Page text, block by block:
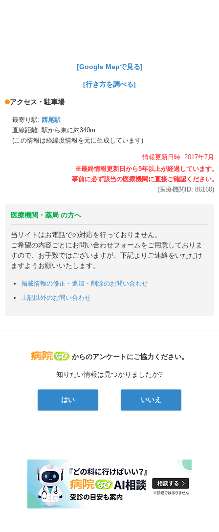
[Google Mapで見る]
[行き方を調べる]
アクセス・駐車場
最寄り駅: 西尾駅
直線距離: 駅から東に約340m
(この情報は経緯度情報を元に生成しています)
情報更新日時: 2017年7月
(医療機関ID: 86160)
医療機関・薬局 の方へ
当サイトはお電話での対応を行っておりません。
ご希望の内容ごとにお問い合わせフォームをご用意しておりま
すので、お手数ではございますが、下記よりご連絡をいただけ
ますようお願いいたします。
掲載情報の修正・追加・削除のお問い合わせ
上記以外のお問い合わせ
病院なび
からのアンケートにご協力ください。
知りたい情報は見つかりましたか?
はい いいえ